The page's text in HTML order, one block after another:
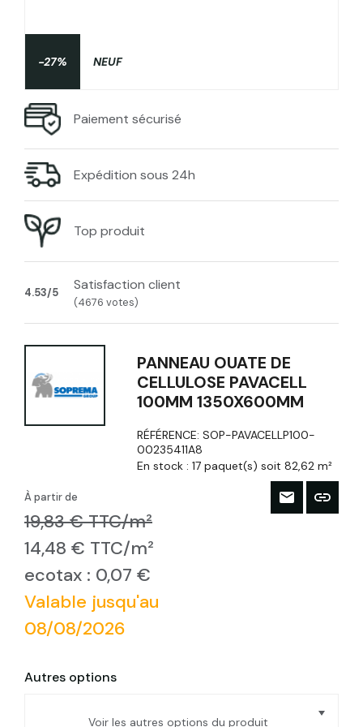
-27% NEUF
Paiement sécurisé
Expédition sous 24h
Top produit
4.53/5 Satisfaction client
(4676 votes)
PANNEAU OUATE DE
CELLULOSE PAVACELL
100MM 1350X600MM
RÉFÉRENCE:SOP-PAVACELLP100-
00235411A8
En stock :17 paquet(s) soit 82,62 m²
À partir de
19,83 € TTC/m²
14,48 € TTC/m²
ecotax : 0,07 €
Valable jusqu'au
08/08/2026
Autres options
Voir les autres options du produit